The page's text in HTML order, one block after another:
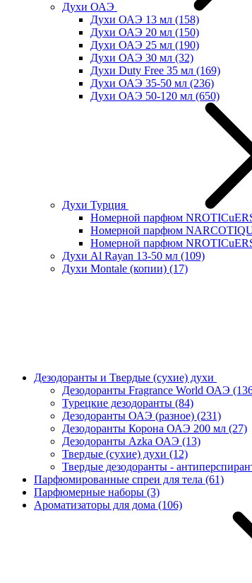
Духи ОАЭ
Духи ОАЭ 13 мл (158)
Духи ОАЭ 20 мл (150)
Духи ОАЭ 25 мл (190)
Духи ОАЭ 30 мл (32)
Духи Duty Free 35 мл (169)
Духи ОАЭ 35-50 мл (236)
Духи ОАЭ 50-120 мл (650)
Духи Турция
Номерной парфюм
Номерной парфюм
Номерной парфюм
Духи Al Rayan 13-50 мл (109)
Духи Montale (копии) (17)
Дезодоранты и Твердые (сухие) духи
Дезодоранты Fragrance World ОАЭ
Турецкие дезодоранты (84)
Дезодоранты ОАЭ (разное) (231)
Дезодоранты Корона ОАЭ 200 мл (27)
Дезодоранты Azka ОАЭ (13)
Твердые (сухие) духи (12)
Твердые дезодоранты -
Парфюмированные спреи для тела (61)
Парфюмерные наборы (3)
Ароматизаторы для дома (106)